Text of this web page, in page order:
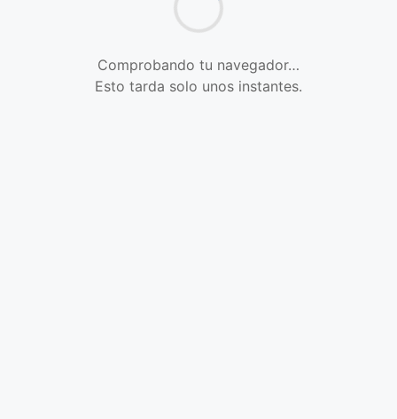
Comprobando tu navegador…
Esto tarda solo unos instantes.